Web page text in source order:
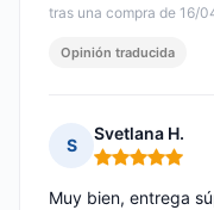
tras una compra de 16/
Opinión traducida
S
Svetlana H.
Nota: 5 de 5
Muy bien, entrega